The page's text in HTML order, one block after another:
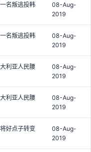
名叛逃投韩
08-Aug-
2019
名叛逃投韩
08-Aug-
2019
利亚人民腰
08-Aug-
2019
利亚人民腰
08-Aug-
2019
好点子转变
08-Aug-
2019